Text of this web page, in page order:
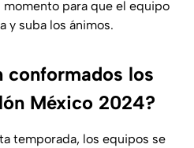
para que el equipo
y suba los ánimos.
conformados los
México 2024?
temporada, los equipos se